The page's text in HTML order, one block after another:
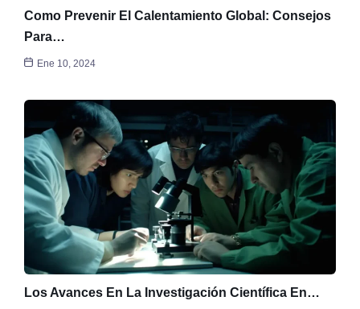
Como Prevenir El Calentamiento Global: Consejos
Para…
Ene 10, 2024
Los Avances En La Investigación Científica En…